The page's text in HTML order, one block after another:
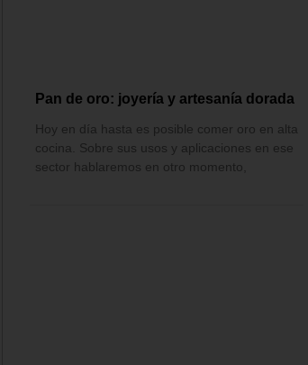
Pan de oro: joyería y artesanía dorada
Hoy en día hasta es posible comer oro en alta
cocina. Sobre sus usos y aplicaciones en ese
sector hablaremos en otro momento,